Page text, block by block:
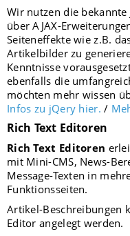
Wir nutzen die
über AJAX-
Seiteneffekte wie z.B.
Artikelbilder zu
Kenntnisse
ebenfalls die
möchten mehr wissen
Infos zu jQery hier. /
Rich Text Editoren
Rich Text Editoren
mit Mini-CMS, News-
Message-Texten in
Funktionsseiten.
Artikel-Beschreibungen
Editor angelegt werden.